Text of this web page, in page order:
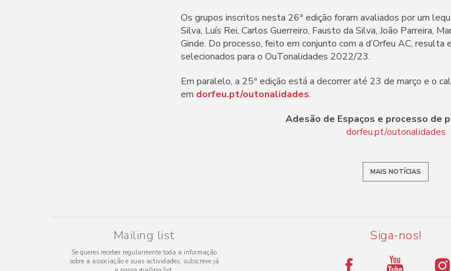
Os grupos inscritos nesta 26ª edição foram avaliados por um
Silva, Luís Rei, Carlos Guerreiro, Fausto da Silva, João Parreira,
Ginde. Do processo, feito em conjunto com a d’Orfeu AC,
selecionados para o OuTonalidades 2022/23.
Em paralelo, a 25ª edição está a decorrer até 23 de março e o
em dorfeu.pt/outonalidades.
Adesão de Espaços e processo de
dorfeu.pt/outonalidades
MAIS NOTÍCIAS
Mailing list
Se queres receber regularmente toda a informação
sobre a associação e suas actividades, subscreve já
Siga-nos!